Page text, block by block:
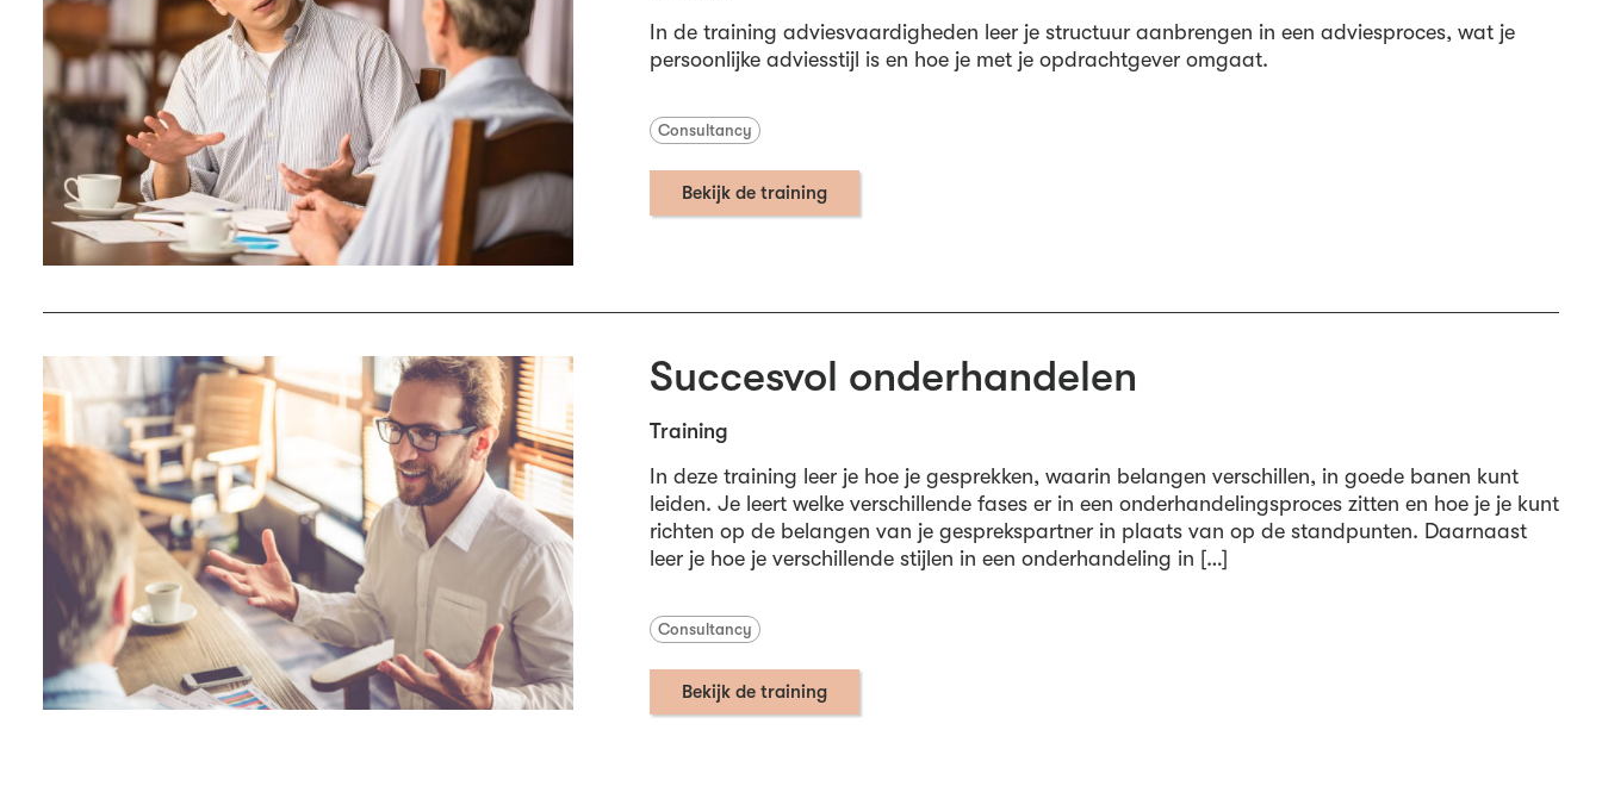
In de training adviesvaardigheden leer je structuur aanbrengen in een adviesproces, wat je
persoonlijke adviesstijl is en hoe je met je opdrachtgever omgaat.
Consultancy
Bekijk de training
Succesvol onderhandelen
Training
In deze training leer je hoe je gesprekken, waarin belangen verschillen, in goede banen kunt
leiden. Je leert welke verschillende fases er in een onderhandelingsproces zitten en hoe je je kunt
richten op de belangen van je gesprekspartner in plaats van op de standpunten. Daarnaast
leer je hoe je verschillende stijlen in een onderhandeling in […]
Consultancy
Bekijk de training